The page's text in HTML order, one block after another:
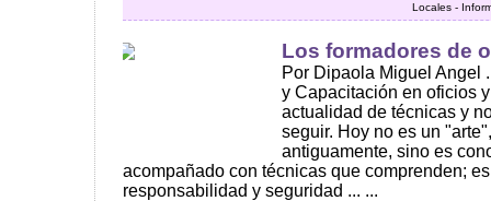
Locales -
Los formadores de
Por Dipaola Miguel Angel
y Capacitación en oficios
actualidad de técnicas y
seguir. Hoy no es un
antiguamente, sino es
acompañado con técnicas que comprenden;
responsabilidad y seguridad ... ...